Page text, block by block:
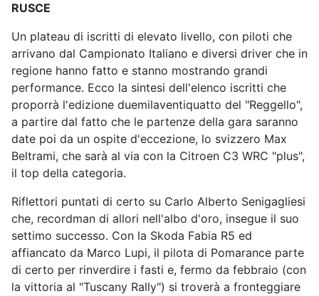
RUSCE
Un plateau di iscritti di elevato livello, con piloti che
arrivano dal Campionato Italiano e diversi driver che in
regione hanno fatto e stanno mostrando grandi
performance. Ecco la sintesi dell'elenco iscritti che
proporrà l'edizione duemilaventiquatto del "Reggello",
a partire dal fatto che le partenze della gara saranno
date poi da un ospite d'eccezione, lo svizzero Max
Beltrami, che sarà al via con la Citroen C3 WRC "plus",
il top della categoria.
Riflettori puntati di certo su Carlo Alberto Senigagliesi
che, recordman di allori nell'albo d'oro, insegue il suo
settimo successo. Con la Skoda Fabia R5 ed
affiancato da Marco Lupi, il pilota di Pomarance parte
di certo per rinverdire i fasti e, fermo da febbraio (con
la vittoria al "Tuscany Rally") si troverà a fronteggiare